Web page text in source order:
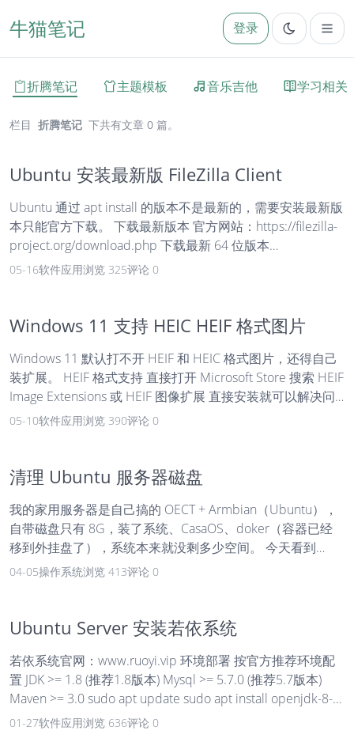
牛猫笔记 登录
折腾笔记 主题模板 音乐吉他 学习相关
栏目 折腾笔记 下共有文章 0 篇。
Ubuntu 安装最新版 FileZilla Client
Ubuntu 通过 apt install 的版本不是最新的，需要安装最新版
本只能官方下载。 下载最新版本 官方网站：https://filezilla-
project.org/download.php 下载最新 64 位版本
FileZilla_x.xx.x_x86_64-linux-gnu.tar.xz。 软件安装运行
05-16软件应用浏览 325评论 0
Windows 11 支持 HEIC HEIF 格式图片
Windows 11 默认打不开 HEIF 和 HEIC 格式图片，还得自己
装扩展。 HEIF 格式支持 直接打开 Microsoft Store 搜索 HEIF
Image Extensions 或 HEIF 图像扩展 直接安装就可以解决问
题。 HEIC 格式支持 搞不懂奇葩格式弄这么多干什么，我
频扩展 才能打开 HEIC 格式的图片。 但这个视频扩展在
Microsoft Store 上收费人民币 7 元。 网上提供的“你可以尝
试在浏览器地址栏输入 ms-...
05-10软件应用浏览 390评论 0
清理 Ubuntu 服务器磁盘
我的家用服务器是自己搞的 OECT + Armbian（Ubuntu），
自带磁盘只有 8G，装了系统、CasaOS、doker（容器已经
移到外挂盘了），系统本来就没剩多少空间。 今天看到
CasaOS 磁盘颜色提示为黄色，df -h / 查看已经使用了
包怎么清理 Ubuntu 服务器，给了一些命令，复制粘贴回车
后没见效果： sudo apt autoremove --purge -y ...
04-05操作系统浏览 413评论 0
Ubuntu Server 安装若依系统
若依系统官网：www.ruoyi.vip 环境部署 按官方推荐环境配
置 JDK >= 1.8 (推荐1.8版本) Mysql >= 5.7.0 (推荐5.7版本)
Maven >= 3.0 sudo apt update sudo apt install openjdk-8-
jdk -y #安装 java 环境 sudo apt install mysql-server #安装
01-27软件应用浏览 636评论 0